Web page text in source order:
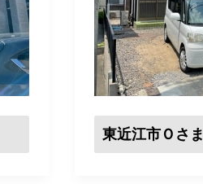
東近江市Ｏさま